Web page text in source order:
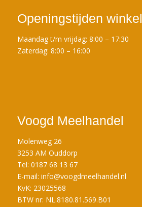
Openingstijden winkel
Maandag t/m vrijdag: 8:00 – 17:30
Zaterdag: 8:00 – 16:00
Voogd Meelhandel
Molenweg 26
3253 AM Ouddorp
Tel: 0187 68 13 67
E-mail: info@voogdmeelhandel.nl
KvK: 23025568
BTW nr: NL.8180.81.569.B01